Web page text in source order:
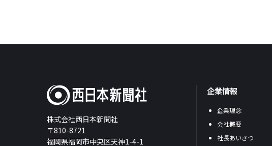
株式会社西日本新聞社
〒810-8721
福岡県福岡市中央区天神1-4-1
企業情報
企業理念
会社概要
社長あいさつ